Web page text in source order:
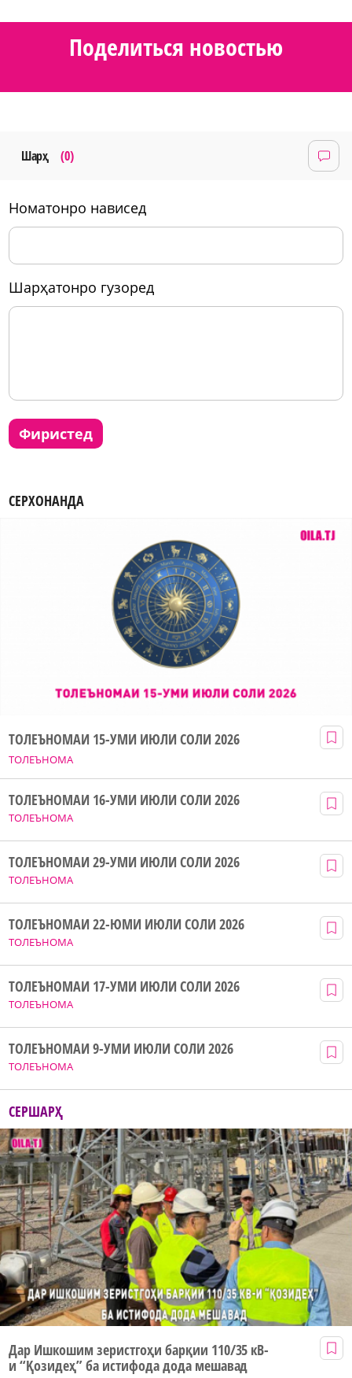
Поделиться новостью
Шарҳ (0)
номатонро нависед
шарҳатонро гузоред
фиристед
СЕРХОНАНДА
ТОЛЕЪНОМА
ТОЛЕЪНОМАИ 15-УМИ ИЮЛИ СОЛИ 2026
ТОЛЕЪНОМА
ТОЛЕЪНОМАИ 16-УМИ ИЮЛИ СОЛИ 2026
ТОЛЕЪНОМА
ТОЛЕЪНОМАИ 29-УМИ ИЮЛИ СОЛИ 2026
ТОЛЕЪНОМА
ТОЛЕЪНОМАИ 22-ЮМИ ИЮЛИ СОЛИ 2026
ТОЛЕЪНОМА
ТОЛЕЪНОМАИ 17-УМИ ИЮЛИ СОЛИ 2026
ТОЛЕЪНОМА
ТОЛЕЪНОМАИ 9-УМИ ИЮЛИ СОЛИ 2026
СЕРШАРҲ
Дар Ишкошим зеристгоҳи барқии 110/35 кВ-
и “Қозидеҳ” ба истифода дода мешавад